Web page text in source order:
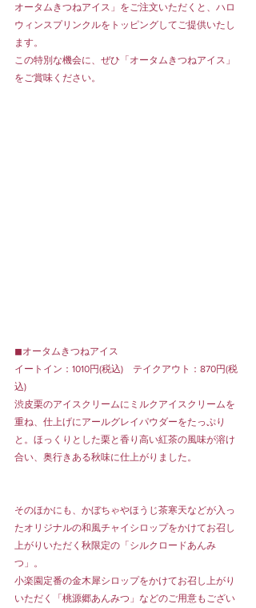
オータムきつねアイス」をご注文いただくと、ハロ
ウィンスプリンクルをトッピングしてご提供いたし
ます。
この特別な機会に、ぜひ「オータムきつねアイス」
をご賞味ください。
◼オータムきつねアイス
イートイン：1010円(税込)　テイクアウト：870円(税
込)
渋皮栗のアイスクリームにミルクアイスクリームを
重ね、仕上げにアールグレイパウダーをたっぷり
と。ほっくりとした栗と香り高い紅茶の風味が溶け
合い、奥行きある秋味に仕上がりました。
そのほかにも、かぼちゃやほうじ茶寒天などが入っ
たオリジナルの和風チャイシロップをかけてお召し
上がりいただく秋限定の「シルクロードあんみ
つ」。
小楽園定番の金木犀シロップをかけてお召し上がり
いただく「桃源郷あんみつ」などのご用意もござい